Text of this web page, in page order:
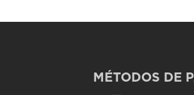
MÉTODOS DE